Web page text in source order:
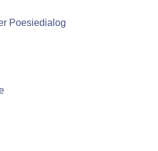
Poesiedialog